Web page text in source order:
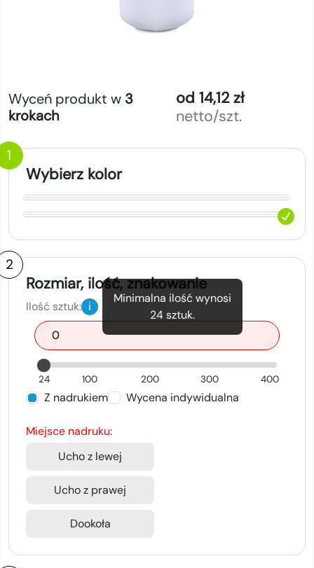
Wyceń produkt w 3
krokach
od 14,12 zł
netto/szt.
1
Wybierz kolor
2
Rozmiar, ilość, znakowanie
Ilość sztuk: i
Minimalna ilość wynosi
24sztuk.
24 100 200 300 400
Z nadrukiem Wycena indywidualna
Miejsce nadruku:
Ucho z lewej
Ucho z prawej
Dookoła